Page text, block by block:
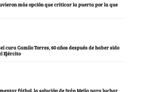
más opción que criticar la puerta por la que
cura Camilo Torres, 60 años después de haber sido
Ejército
fútbol, la solución de Iván Mejía para luchar